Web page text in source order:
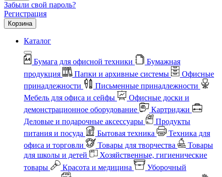
Забыли свой пароль?
Регистрация
Корзина
Каталог
Бумага для офисной техники
Бумажная
продукция
Папки и архивные системы
Офисные
принадлежности
Письменные принадлежности
Мебель для офиса и сейфы
Офисные доски и
демонстрационное оборудование
Картриджи
Деловые и подарочные аксессуары
Продукты
питания и посуда
Бытовая техника
Техника для
офиса и торговли
Товары для творчества
Товары
для школы и детей
Хозяйственные, гигиенические
товары
Красота и медицина
Уборочный